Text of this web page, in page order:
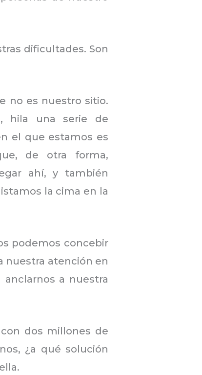
dificultades. Son
no es nuestro sitio.
hila una serie de
el que estamos es
de otra forma,
ahí, y también
la cima en la
podemos concebir
nuestra atención en
a nuestra
dos millones de
¿a qué solución